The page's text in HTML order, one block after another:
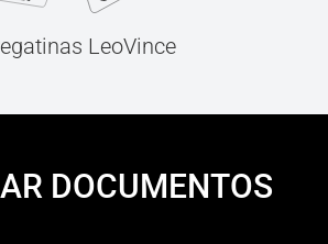
LeoVince
DOCUMENTOS